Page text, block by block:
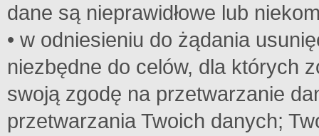
dane są nieprawidłowe lub
• w odniesieniu do żądania
niezbędne do celów, dla których
swoją zgodę na przetwarzanie
przetwarzania Twoich danych;